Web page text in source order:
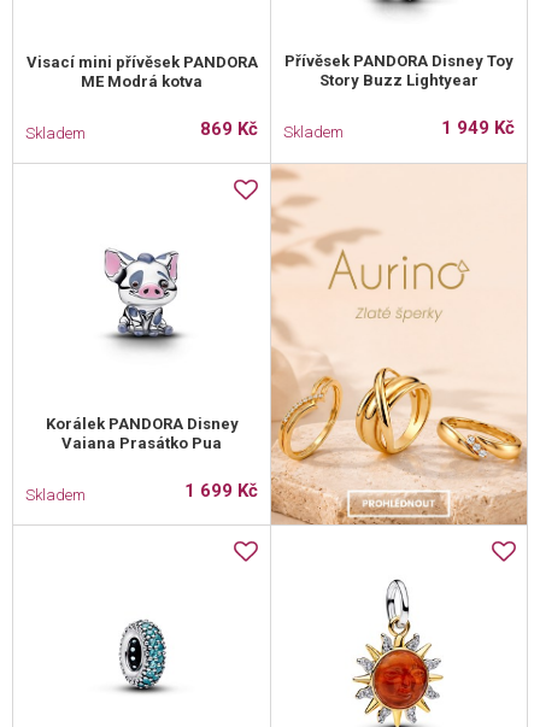
Visací mini přívěsek PANDORA
ME Modrá kotva
Skladem 869 Kč
Přívěsek PANDORA Disney Toy
Story Buzz Lightyear
Skladem 1 949 Kč
Korálek PANDORA Disney
Vaiana Prasátko Pua
Skladem 1 699 Kč